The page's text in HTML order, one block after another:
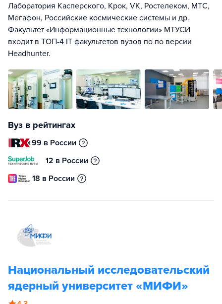
Лаборатория Касперского, Крок, VK, Ростелеком, МТС,
Мегафон, Российские космические системы и др.
Факультет «Информационные технологии» МТУСИ
входит в ТОП-4 IT факультетов вузов по по версии
Headhunter.
Вуз в рейтингах
99 в России
12 в России
18 в России
Национальный исследовательский
ядерный университет «МИФИ»